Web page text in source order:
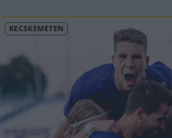
KECSKEMÉTEN